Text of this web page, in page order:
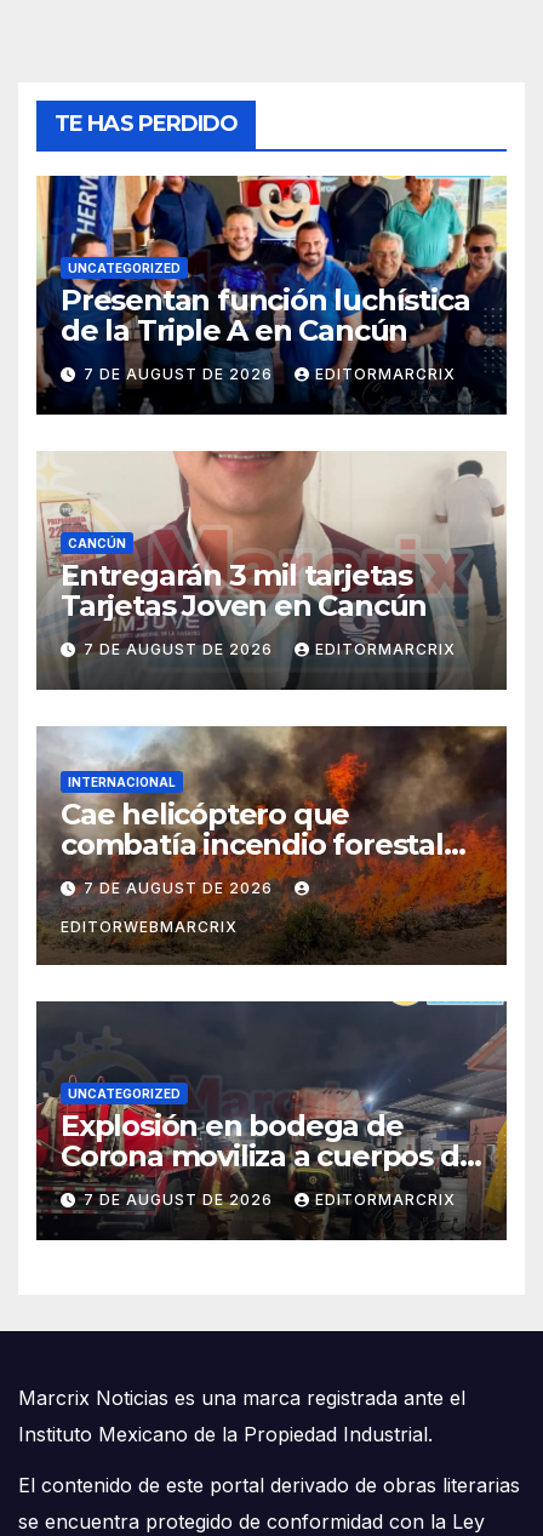
TE HAS PERDIDO
UNCATEGORIZED
Presentan función luchística
de la Triple A en Cancún
7 DE AUGUST DE 2026 EDITORMARCRIX
CANCÚN
Entregarán 3 mil tarjetas
Tarjetas Joven en Cancún
7 DE AUGUST DE 2026 EDITORMARCRIX
INTERNACIONAL
Cae helicóptero que
combatía incendio forestal
en Utah
7 DE AUGUST DE 2026
EDITORWEBMARCRIX
UNCATEGORIZED
Explosión en bodega de
Corona moviliza a cuerpos de
emergencia en Cancún
7 DE AUGUST DE 2026 EDITORMARCRIX
Marcrix Noticias es una marca registrada ante el
Instituto Mexicano de la Propiedad Industrial.
El contenido de este portal derivado de obras literarias
se encuentra protegido de conformidad con la Ley